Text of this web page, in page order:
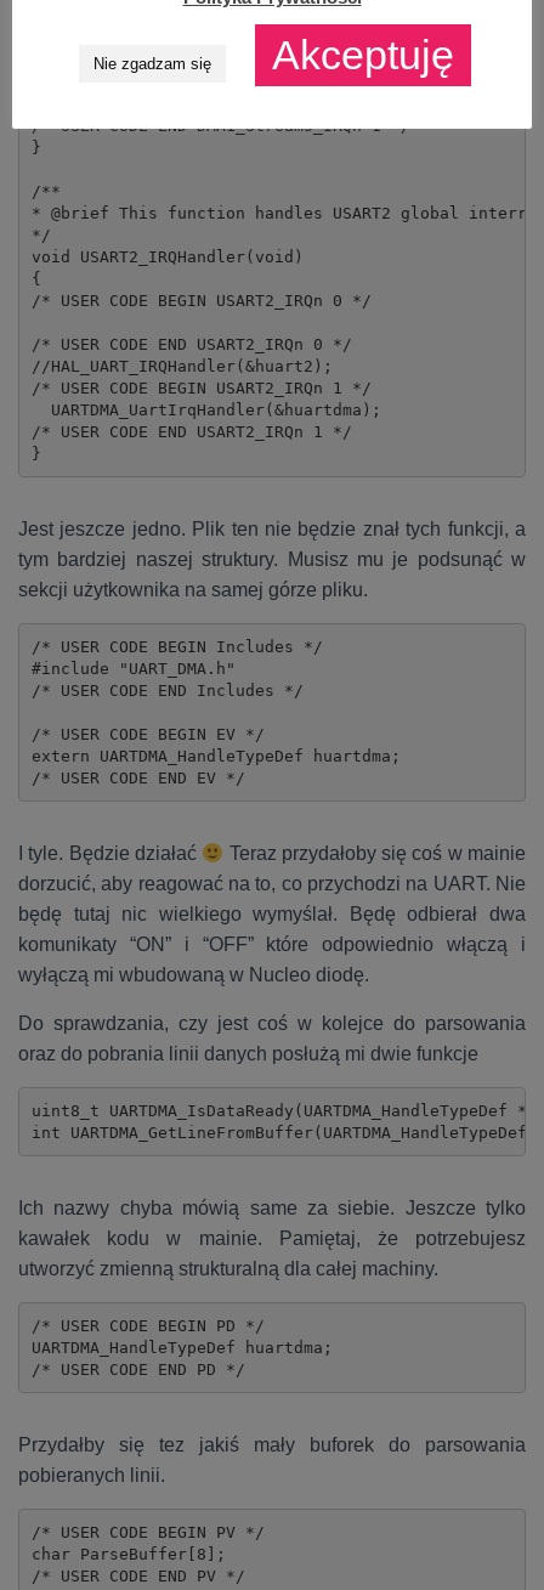
/* USER CODE END DMA1_Stream5_IRQn 0 */
//HAL_DMA_IRQHandler(&hdma_usart2_rx);
/* USER CODE BEGIN DMA1_Stream5_IRQn 1 */
/* USER CODE END DMA1_Stream5_IRQn 1 */
}
/**
* @brief This function handles USART2 global
*/
void USART2_IRQHandler(void)
{
/* USER CODE BEGIN USART2_IRQn 0 */
/* USER CODE END USART2_IRQn 0 */
//HAL_UART_IRQHandler(&huart2);
/* USER CODE BEGIN USART2_IRQn 1 */
  UARTDMA_UartIrqHandler(&huartdma);
/* USER CODE END USART2_IRQn 1 */
}
Jest jeszcze jedno. Plik ten nie będzie znał tych funkcji, a
tym bardziej naszej struktury. Musisz mu je podsunąć w
sekcji użytkownika na samej górze pliku.
/* USER CODE BEGIN Includes */
#include "UART_DMA.h"
/* USER CODE END Includes */
/* USER CODE BEGIN EV */
extern UARTDMA_HandleTypeDef huartdma;
/* USER CODE END EV */
I tyle. Będzie działać
Teraz przydałoby się coś w mainie
dorzucić, aby reagować na to, co przychodzi na UART. Nie
będę tutaj nic wielkiego wymyślał. Będę odbierał dwa
komunikaty “ON” i “OFF” które odpowiednio włączą i
wyłączą mi wbudowaną w Nucleo diodę.
Do sprawdzania, czy jest coś w kolejce do parsowania
oraz do pobrania linii danych posłużą mi dwie funkcje
uint8_t UARTDMA_IsDataReady(UARTDMA_HandleTypeDef
int
Ich nazwy chyba mówią same za siebie. Jeszcze tylko
kawałek kodu w mainie. Pamiętaj, że potrzebujesz
utworzyć zmienną strukturalną dla całej machiny.
/* USER CODE BEGIN PD */
UARTDMA_HandleTypeDef huartdma;
/* USER CODE END PD */
Przydałby się tez jakiś mały buforek do parsowania
pobieranych linii.
/* USER CODE BEGIN PV */
char ParseBuffer[8];
/* USER CODE END PV */
Nie zgadzam się Akceptuję